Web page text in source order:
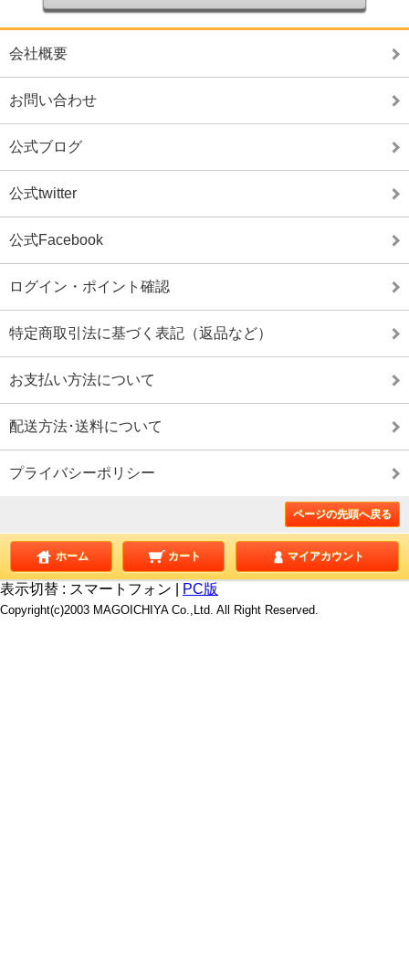
会社概要
お問い合わせ
公式ブログ
公式twitter
公式Facebook
ログイン・ポイント確認
特定商取引法に基づく表記（返品など）
お支払い方法について
配送方法･送料について
プライバシーポリシー
ページの先頭へ戻る
ホーム カート マイアカウント
表示切替 : スマートフォン PC版
Copyright(c)2003 MAGOICHIYA Co.,Ltd. All Right Reserved.